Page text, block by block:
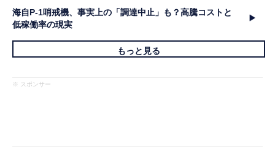
海自P-1哨戒機、事実上の「調達中止」も？高騰コストと
低稼働率の現実
もっと見る
※ スポンサー